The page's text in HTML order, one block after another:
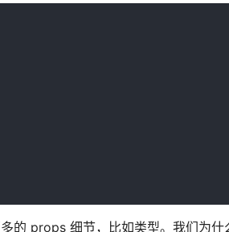
的 props 细节，比如类型。我们为什